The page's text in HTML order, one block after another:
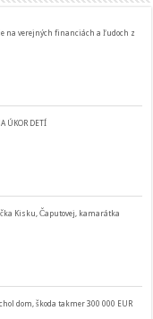
na verejných financiách a ľudoch z
ÚKOR DETÍ
Kisku, Čaputovej, kamarátka
dom, škoda takmer 300 000 EUR